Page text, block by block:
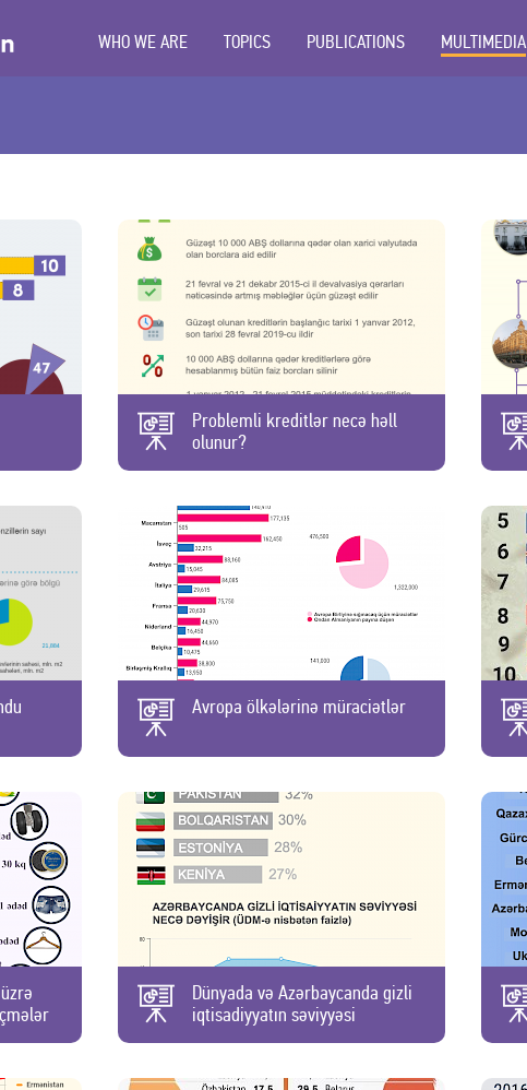
WHO WE ARE TOPICS PUBLICATIONS MULTIMEDIA
Problemli kreditlər necə həll
olunur?
Avropa ölkələrinə müraciətlər
Dünyada və Azərbaycanda gizli
iqtisadiyyatın səviyyəsi